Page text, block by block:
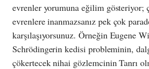
evrenler yorumuna eğilim gösteriyor;
evrenlere inanmazsanız pek çok
karşılaşıyorsunuz. Örneğin Eugene
Schrödingerin kedisi probleminin,
çökertecek nihai gözlemcinin Tanrı